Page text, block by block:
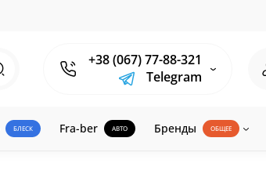
+38 (067) 77-88-321
Telegram
БЛЕСК Fra-ber АВТО Бренды ОБЩЕЕ